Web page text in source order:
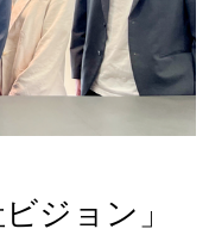
ジョン」